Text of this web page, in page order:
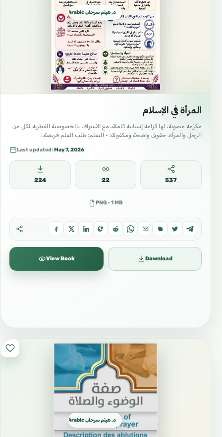
د. هيثم سرحان Arabic العربية
المرأة في الإسلام
مكرّمة مصونة، لها كرامة إنسانية كاملة، مع الاعتراف بالخصوصية الفطرية لكل من
الرجل والمرأة. حقوق واضحة ومكفولة: • التعلم: طلب العلم فريضة…
Last updated:May 7, 2026
224 22 537
PNG · 1 MB
View Book Download
د. هيثم سرحان Arabic العربية